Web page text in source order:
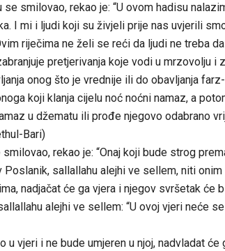
se smilovao, rekao je: “U ovom hadisu
I mi i ljudi koji su živjeli prije nas uvjerili
riječima ne želi se reći da ljudi ne treba
pretjerivanja koje vodi u mrzovolju i
onog što je vrednije ili do obavljanja
koji klanja cijelu noć noćni namaz, a
u džematu ili prođe njegovo odabrano
Bari)
smilovao, rekao je: “Onaj koji bude strog
Poslanik, sallallahu alejhi ve sellem, niti
nadjačat će ga vjera i njegov svršetak
alejhi ve sellem: “U ovoj vjeri neće
u vjeri i ne bude umjeren u njoj, nadvladat